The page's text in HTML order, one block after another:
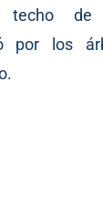
techo
por los